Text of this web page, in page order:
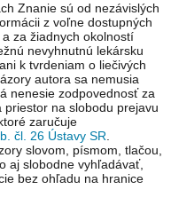
Znanie sú od nezávislých
z voľne dostupných
za žiadnych okolností
nevyhnutnú lekársku
k tvrdeniam o liečivých
autora sa nemusia
nenesie zodpovednosť za
na slobodu prejavu
zaručuje
čl. 26 Ústavy SR
slovom, písmom, tlačou,
aj slobodne vyhľadávať,
bez ohľadu na hranice